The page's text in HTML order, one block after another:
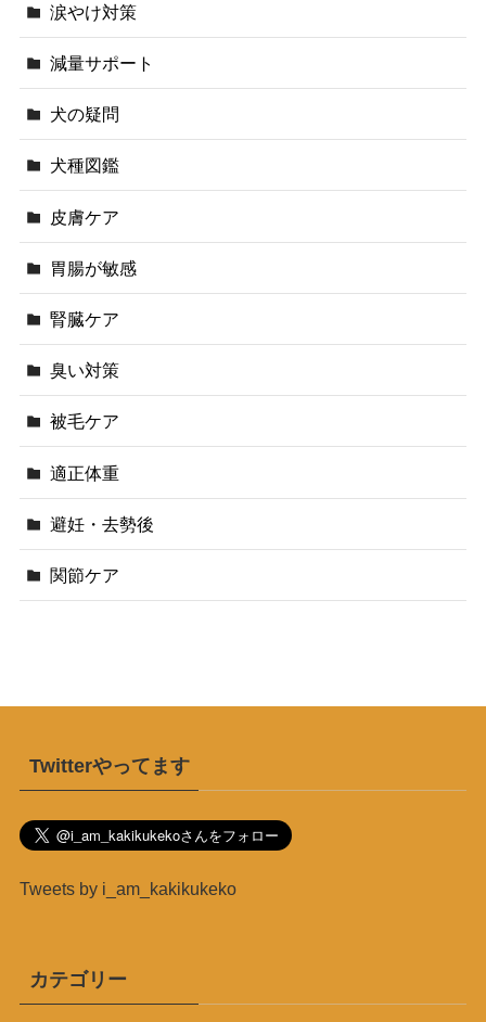
涙やけ対策
減量サポート
犬の疑問
犬種図鑑
皮膚ケア
胃腸が敏感
腎臓ケア
臭い対策
被毛ケア
適正体重
避妊・去勢後
関節ケア
Twitterやってます
Tweets by i_am_kakikukeko
カテゴリー